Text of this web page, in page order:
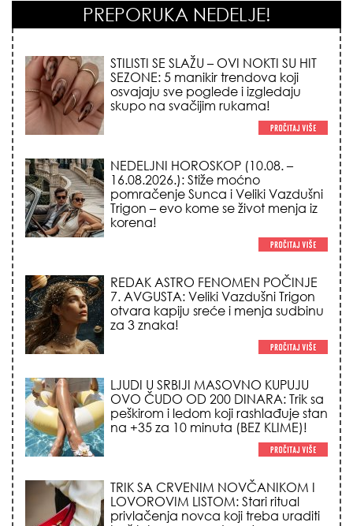
PREPORUKA NEDELJE!
STILISTI SE SLAŽU – OVI NOKTI SU HIT
SEZONE: 5 manikir trendova koji
osvajaju sve poglede i izgledaju
skupo na svačijim rukama!
NEDELJNI HOROSKOP (10.08. –
16.08.2026.): Stiže moćno
pomračenje Sunca i Veliki Vazdušni
Trigon – evo kome se život menja iz
korena!
REDAK ASTRO FENOMEN POČINJE
7. AVGUSTA: Veliki Vazdušni Trigon
otvara kapiju sreće i menja sudbinu
za 3 znaka!
LJUDI U SRBIJI MASOVNO KUPUJU
OVO ČUDO OD 200 DINARA: Trik sa
peškirom i ledom koji rashlađuje stan
na +35 za 10 minuta (BEZ KLIME)!
TRIK SA CRVENIM NOVČANIKOM I
LOVOROVIM LISTOM: Stari ritual
privlačenja novca koji treba uraditi